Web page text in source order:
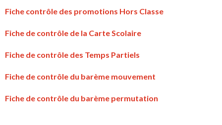
Fiche contrôle des promotions Hors Classe
Fiche de contrôle de la Carte Scolaire
Fiche de contrôle des Temps Partiels
Fiche de contrôle du barème mouvement
Fiche de contrôle du barème permutation